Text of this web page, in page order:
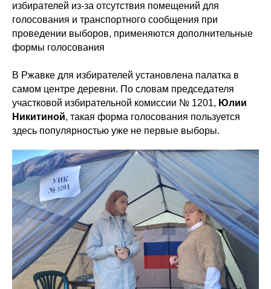
избирателей из-за отсутствия помещений для
голосования и транспортного сообщения при
проведении выборов, применяются дополнительные
формы голосования
В Ржавке для избирателей установлена палатка в
самом центре деревни. По словам председателя
участковой избирательной комиссии № 1201, Юлии
Никитиной, такая форма голосования пользуется
здесь популярностью уже не первые выборы.